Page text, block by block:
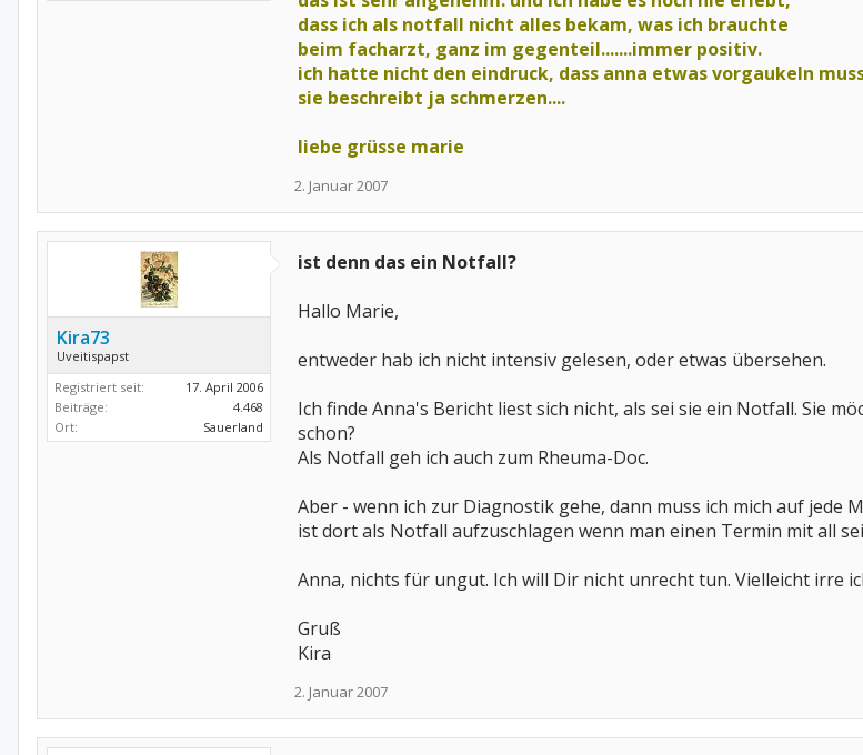
dass ich als notfall nicht alles bekam, was ich brauchte
beim facharzt, ganz im gegenteil.......immer positiv.
ich hatte nicht den eindruck, dass anna etwas vorgaukeln
sie beschreibt ja schmerzen....
liebe grüsse marie
2. Januar 2007
Kira73
Uveitispapst
Registriert seit:
17. April 2006
Beiträge:
4.468
Ort:
Sauerland
ist denn das ein Notfall?
Hallo Marie,
entweder hab ich nicht intensiv gelesen, oder etwas übersehen.
Ich finde Anna's Bericht liest sich nicht, als sei sie ein Notfall. Sie
schon?
Als Notfall geh ich auch zum Rheuma-Doc.
Aber - wenn ich zur Diagnostik gehe, dann muss ich mich auf
ist dort als Notfall aufzuschlagen wenn man einen Termin mit all
Anna, nichts für ungut. Ich will Dir nicht unrecht tun. Vielleicht irre
Gruß
Kira
2. Januar 2007